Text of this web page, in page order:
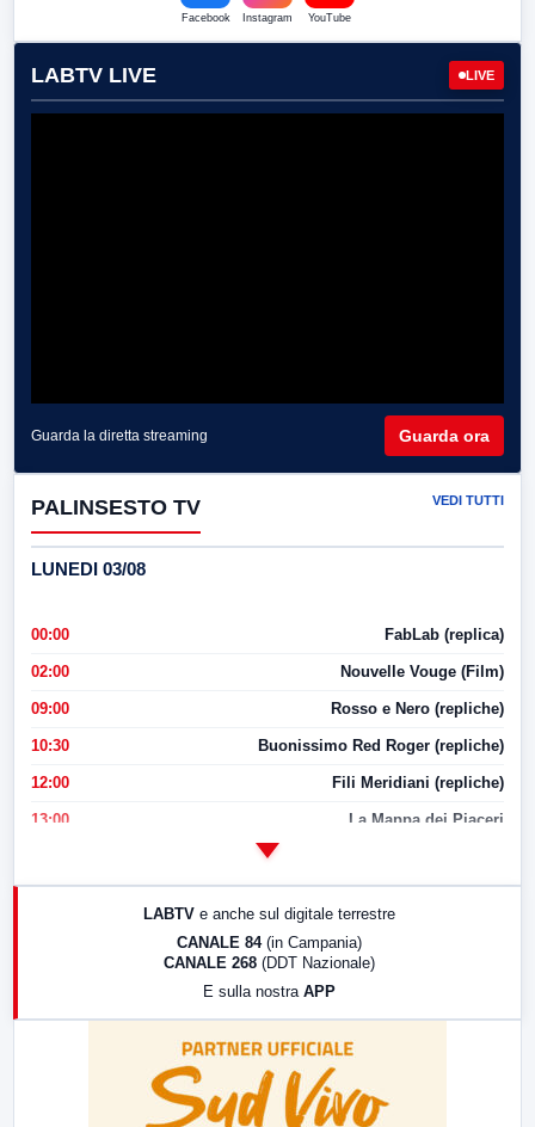
Facebook Instagram YouTube
LABTV LIVE LIVE
Guarda la diretta streaming Guarda ora
PALINSESTO TV VEDI TUTTI
LUNEDI 03/08
00:00 FabLab (replica)
02:00 Nouvelle Vouge (Film)
09:00 Rosso e Nero (repliche)
10:30 Buonissimo Red Roger (repliche)
12:00 Fili Meridiani (repliche)
13:00 La Mappa dei Piaceri
LABTV e anche sul digitale terrestre
CANALE 84 (in Campania)
CANALE 268 (DDT Nazionale)
E sulla nostra APP